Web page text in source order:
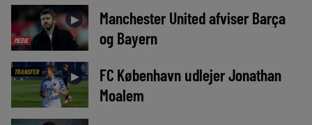
MEDIE
►
Manchester United afviser Barça
og Bayern
TRANSFER ►
FC København udlejer Jonathan
Moalem